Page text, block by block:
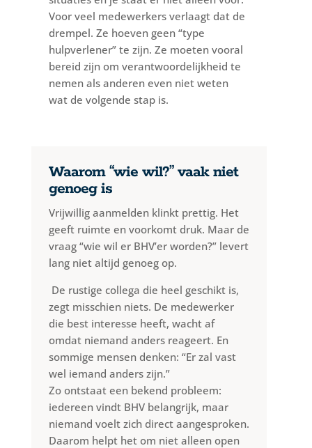
Voor veel medewerkers verlaagt dat de
drempel. Ze hoeven geen “type
hulpverlener” te zijn. Ze moeten vooral
bereid zijn om verantwoordelijkheid te
nemen als anderen even niet weten
wat de volgende stap is.
Waarom “wie wil?” vaak niet
genoeg is
Vrijwillig aanmelden klinkt prettig. Het
geeft ruimte en voorkomt druk. Maar de
vraag “wie wil er BHV’er worden?” levert
lang niet altijd genoeg op.
De rustige collega die heel geschikt is,
zegt misschien niets. De medewerker
die best interesse heeft, wacht af
omdat niemand anders reageert. En
sommige mensen denken: “Er zal vast
wel iemand anders zijn.”
Zo ontstaat een bekend probleem:
iedereen vindt BHV belangrijk, maar
niemand voelt zich direct aangesproken.
Daarom helpt het om niet alleen open